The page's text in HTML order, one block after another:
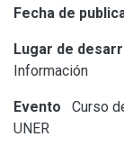
Fecha de
Lugar de
Información
Evento
Curso
UNER